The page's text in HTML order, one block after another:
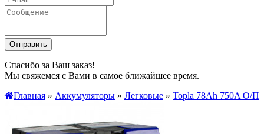
Спасибо за Ваш заказ!
Мы свяжемся с Вами в самое ближайшее время.
Главная » Аккумуляторы » Легковые » Topla 78Ah 750A О/П